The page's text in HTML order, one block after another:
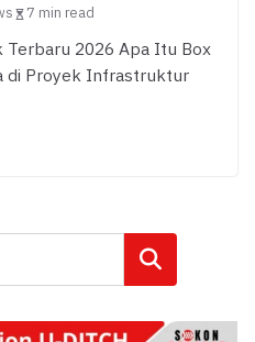
7 min read
2026 Apa Itu Box
di Proyek Infrastruktur
Cari